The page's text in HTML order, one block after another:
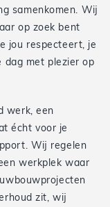
samenkomen. Wij
op zoek bent
jou respecteert, je
dag met plezier op
werk, een
écht voor je
Wij regelen
werkplek waar
zit, wij